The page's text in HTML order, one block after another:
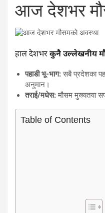
आज देशभर
हाल देशभरकुनै उल्लेखनीय
पहाडी भू-भाग:सबै प्रदेशका
अनुमान।
तराई/मधेस:मौसम मुख्यतया
Table of Contents